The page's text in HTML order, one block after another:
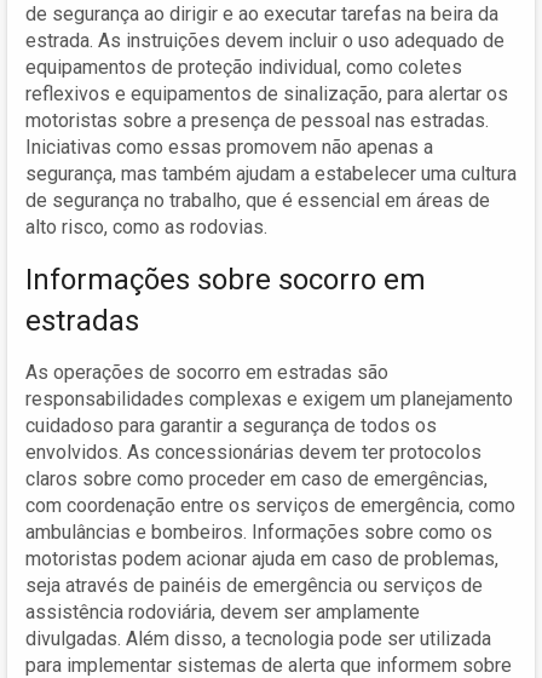
de segurança ao dirigir e ao executar tarefas na beira da
estrada. As instruições devem incluir o uso adequado de
equipamentos de proteção individual, como coletes
reflexivos e equipamentos de sinalização, para alertar os
motoristas sobre a presença de pessoal nas estradas.
Iniciativas como essas promovem não apenas a
segurança, mas também ajudam a estabelecer uma cultura
de segurança no trabalho, que é essencial em áreas de
alto risco, como as rodovias.
Informações sobre socorro em
estradas
As operações de socorro em estradas são
responsabilidades complexas e exigem um planejamento
cuidadoso para garantir a segurança de todos os
envolvidos. As concessionárias devem ter protocolos
claros sobre como proceder em caso de emergências,
com coordenação entre os serviços de emergência, como
ambulâncias e bombeiros. Informações sobre como os
motoristas podem acionar ajuda em caso de problemas,
seja através de painéis de emergência ou serviços de
assistência rodoviária, devem ser amplamente
divulgadas. Além disso, a tecnologia pode ser utilizada
para implementar sistemas de alerta que informem sobre